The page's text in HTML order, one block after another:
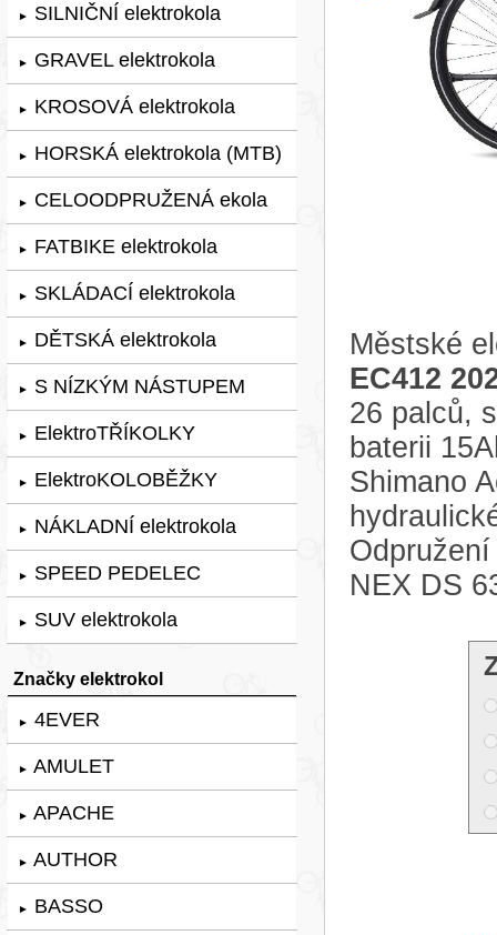
► SILNIČNÍ elektrokola
► GRAVEL elektrokola
► KROSOVÁ elektrokola
► HORSKÁ elektrokola (MTB)
► CELOODPRUŽENÁ ekola
► FATBIKE elektrokola
► SKLÁDACÍ elektrokola
► DĚTSKÁ elektrokola
► S NÍZKÝM NÁSTUPEM
► ElektroTŘÍKOLKY
► ElektroKOLOBĚŽKY
► NÁKLADNÍ elektrokola
► SPEED PEDELEC
► SUV elektrokola
Značky elektrokol
► 4EVER
► AMULET
► APACHE
► AUTHOR
► BASSO
Městské
EC412
26 palců,
baterii
Shimano
NEX DS